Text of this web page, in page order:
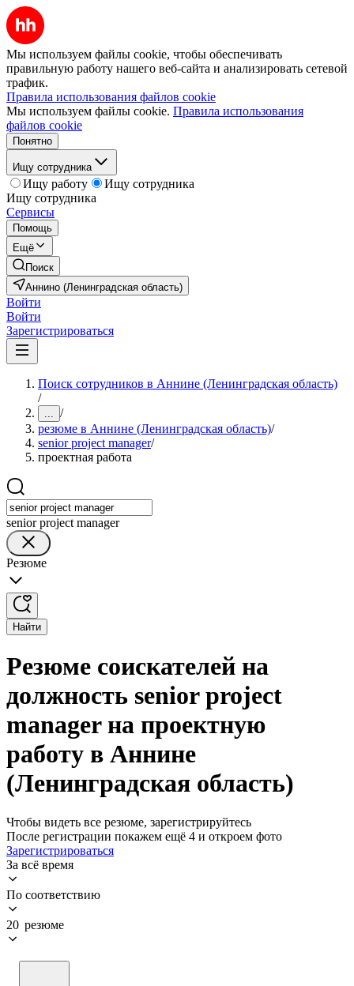
Мы используем файлы cookie, чтобы обеспечивать
правильную работу нашего веб-сайта и анализировать сетевой
трафик.
Правила использования файлов cookie
Мы используем файлы cookie. Правила использования
файлов cookie
Понятно
Ищу сотрудника
Ищу работу
Ищу сотрудника
Ищу сотрудника
Сервисы
Помощь
Ещё
Поиск
Аннино (Ленинградская область)
Войти
Войти
Зарегистрироваться
Поиск сотрудников в Аннине (Ленинградская область)
/
... /
резюме в Аннине (Ленинградская область)/
senior project manager/
проектная работа
senior project manager
Резюме
Найти
Резюме соискателей на
должность senior project
manager на проектную
работу в Аннине
(Ленинградская область)
Чтобы видеть все резюме, зарегистрируйтесь
После регистрации покажем ещё 4 и откроем фото
Зарегистрироваться
За всё время
По соответствию
20 резюме